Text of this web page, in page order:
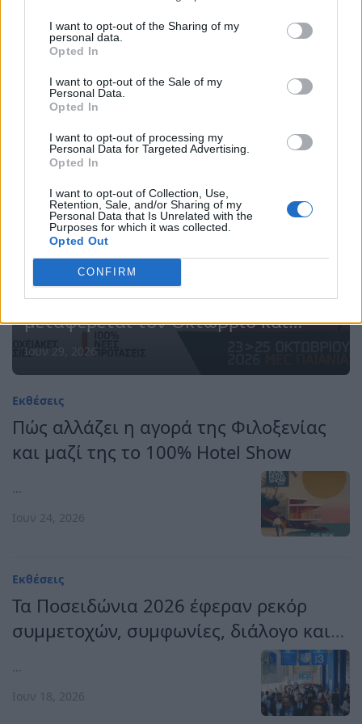
I want to opt-out of the Sharing of my
personal data.
Opted In
I want to opt-out of the Sale of my
Personal Data.
Opted In
I want to opt-out of processing my
Personal Data for Targeted Advertising.
Opted In
I want to opt-out of Collection, Use,
Retention, Sale, and/or Sharing of my
Personal Data that Is Unrelated with the
Purposes for which it was collected.
Opted Out
CONFIRM
νέα εποχή της Τεχνητής Νοημοσύνης
και του cloud στη ναυτιλία, σύμφωνα
με τη Fleetwork
Ιουλ 02, 2026
Γιατί το 100% Hotel Show
μεταφέρεται τον Οκτώβριο και
αλλάζει Concept
Ιουν 29, 2026
Εκθέσεις
Πώς αλλάζει η αγορά της Φιλοξενίας
και μαζί της το 100% Hotel Show
...
Ιουν 24, 2026
Εκθέσεις
Τα Ποσειδώνια 2026 έφεραν ρεκόρ
συμμετοχών, συμφωνίες, διάλογο και
κατεύθυνση για το μέλλον της
...
Ιουν 18, 2026